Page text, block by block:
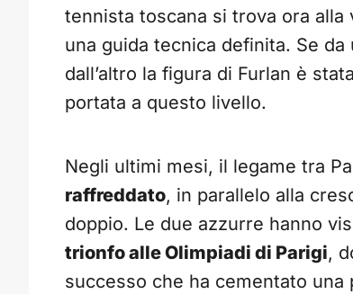
tennista toscana si trova ora alla
una guida tecnica definita. Se
dall’altro la figura di Furlan è stata
portata a questo livello.
Negli ultimi mesi, il legame tra
raffreddato, in parallelo alla
doppio. Le due azzurre hanno
trionfo alle Olimpiadi di Parigi,
successo che ha cementato